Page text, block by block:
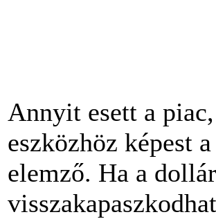
Annyit esett a
eszközhöz képest
elemző. Ha a